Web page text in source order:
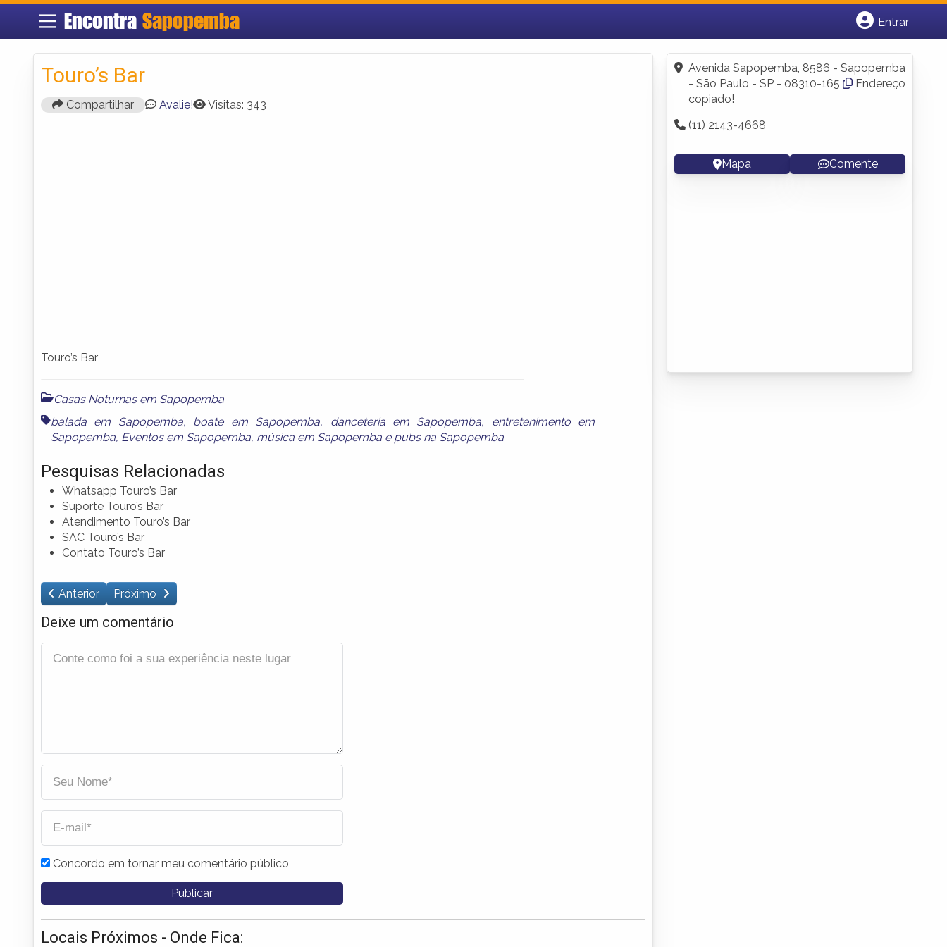
Encontra Sapopemba
Entrar
Fazer login
Criar conta
Touro’s Bar
Compartilhar Avalie! Visitas: 343
Touro’s Bar
Casas Noturnas em Sapopemba
balada em Sapopemba, boate em Sapopemba, danceteria em Sapopemba, entretenimento em
Sapopemba, Eventos em Sapopemba, música em Sapopemba e pubs na Sapopemba
Pesquisas Relacionadas
Whatsapp Touro’s Bar
Suporte Touro’s Bar
Atendimento Touro’s Bar
SAC Touro’s Bar
Contato Touro’s Bar
Anterior Próximo
Deixe um comentário
Concordo em tornar meu comentário público
Locais Próximos - Onde Fica:
Avenida Sapopemba, 8586 - Sapopemba
- São Paulo - SP - 08310-165
Endereço
copiado!
(11) 2143-4668
Mapa Comente